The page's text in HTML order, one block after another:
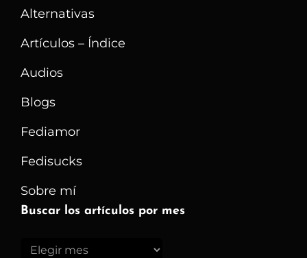
Alternativas
Artículos – Índice
Audios
Blogs
Fediamor
Fedisucks
Sobre mí
Buscar los artículos por mes
Buscar